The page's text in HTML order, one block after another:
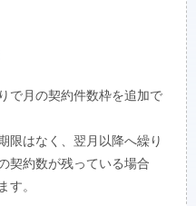
で月の契約件数枠を追加で
限はなく、翌月以降へ繰り
契約数が残っている場合
す。